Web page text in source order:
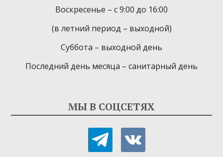
Воскресенье – с 9:00 до 16:00
(в летний период – выходной)
Суббота – выходной день
Последний день месяца – санитарный день
МЫ В СОЦСЕТЯХ
telegramvkontakte